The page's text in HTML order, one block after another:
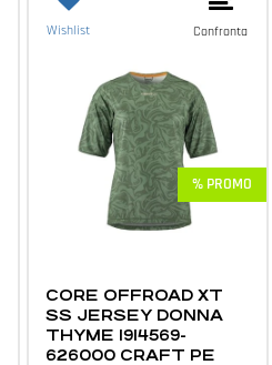
Wishlist Confronta
% PROMO
CORE OFFROAD XT
SS JERSEY DONNA
THYME 1914569-
626000 CRAFT PE